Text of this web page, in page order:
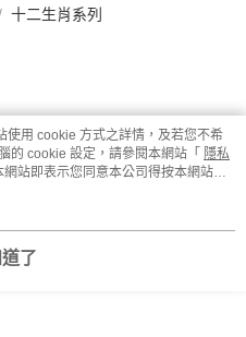
十二生肖系列
使用 cookie 方式之詳情，及若您不希
的 cookie 設定，請參閱本網站「 隱私
站即表示您同意本公司得按本網站使
了